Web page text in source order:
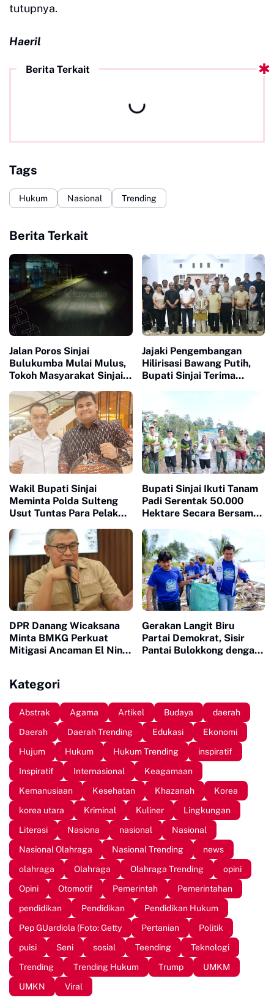
tutupnya.
Haeril
Berita Terkait
Tags
Hukum Nasional Trending
Berita Terkait
Jalan Poros Sinjai
Bulukumba Mulai Mulus,
Tokoh Masyarakat Sinjai
Mizar Roem
Jajaki Pengembangan
Hilirisasi Bawang Putih,
Bupati Sinjai Terima
Wakil Bupati Sinjai
Meminta Polda Sulteng
Usut Tuntas Para Pelaku
Sinjai di Morowali
Bupati Sinjai Ikuti Tanam
Padi Serentak 50.000
Hektare Secara Bersama
DPR Danang Wicaksana
Minta BMKG Perkuat
Mitigasi Ancaman El Nino
Gerakan Langit Biru
Partai Demokrat, Sisir
Pantai Bulokkong dengan
Kategori
Abstrak Agama Artikel Budaya
daerah
Daerah
Daerah Trending Edukasi
Ekonomi
Hujum
Hukum Hukum Trending
inspiratif
Inspiratif
Internasional
Keagamaan
Kemanusiaan
Kesehatan Khazanah
Korea
korea utara
Kriminal Kuliner
Lingkungan
Literasi
Nasiona nasional
Nasional
Nasional Olahraga
Nasional Trending
news
olahraga
Olahraga Olahraga Trending
opini
Opini
Otomotif Pemerintah
Pemerintahan
pendidikan
Pendidikan
Pendidikan Hukum
Pep GUardiola (Foto: Getty
Pertanian
Politik
puisi
Seni sosial Teending
Teknologi
Trending
Trending Hukum Trump
UMKM
UMKN
Viral